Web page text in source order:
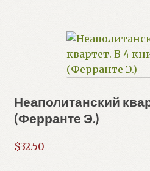
Неаполитанский
(Ферранте Э.)
$32.50